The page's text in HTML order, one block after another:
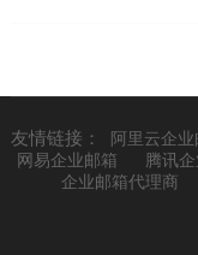
友情链接： 阿里云企业
网易企业邮箱
腾讯
企业邮箱代理商